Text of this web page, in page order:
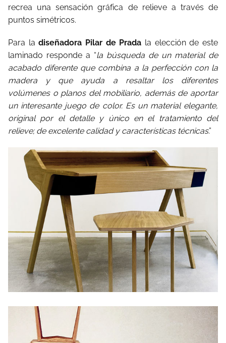
recrea una sensación gráfica de relieve a través de
puntos simétricos.
Para ladiseñadora Pilar de Prada la elección de este
laminado responde a “la búsqueda de un material de
acabado diferente que combina a la perfección con la
madera y que ayuda a resaltar los diferentes
volúmenes o planos del mobiliario, además de aportar
un interesante juego de color. Es un material elegante,
original por el detalle y único en el tratamiento del
relieve; de excelente calidad y características técnicas.”